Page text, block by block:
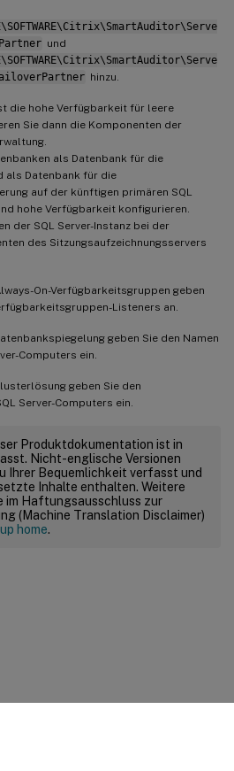
und
hinzu.
die hohe Verfügbarkeit für leere
Sie dann die Komponenten der
als Datenbank für die
als Datenbank für die
auf der künftigen primären SQL
hohe Verfügbarkeit konfigurieren.
der SQL Server-Instanz bei der
des Sitzungsaufzeichnungsservers
On-Verfügbarkeitsgruppen geben
Listeners an.
geben Sie den Namen
Computers ein.
geben Sie den
Server-Computers ein.
Produktdokumentation ist in
Nicht-englische Versionen
Ihrer Bequemlichkeit verfasst und
Inhalte enthalten. Weitere
im Haftungsausschluss zur
(Machine Translation Disclaimer)
home.